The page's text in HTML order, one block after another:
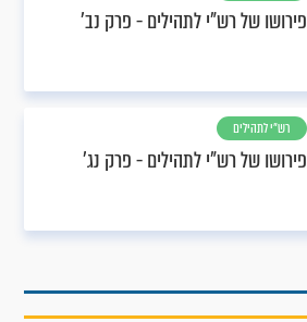
פירושו של רש"י לתהילים - פרק נב’
רש"י לתהילים
פירושו של רש"י לתהילים - פרק נג’